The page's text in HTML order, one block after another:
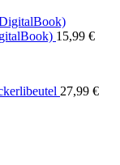
15,99 €
27,99 €